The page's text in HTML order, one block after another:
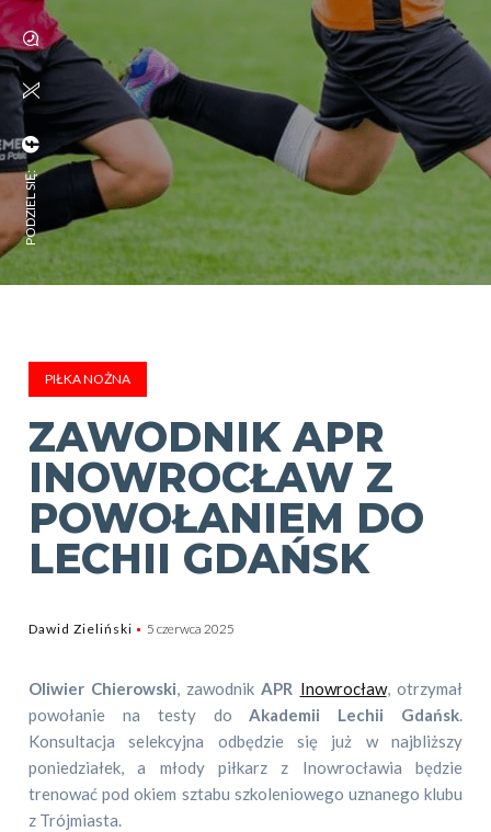
PODZIEL SIĘ:
PIŁKA NOŻNA
ZAWODNIK APR
INOWROCŁAW Z
POWOŁANIEM DO
LECHII GDAŃSK
Dawid Zieliński 5 czerwca 2025
Oliwier Chierowski, zawodnikAPR Inowrocław, otrzymał
powołanie na testy doAkademii Lechii Gdańsk.
Konsultacja selekcyjna odbędzie się już w najbliższy
poniedziałek, a młody piłkarz z Inowrocławia będzie
trenować pod okiem sztabu szkoleniowego uznanego klubu
z Trójmiasta.